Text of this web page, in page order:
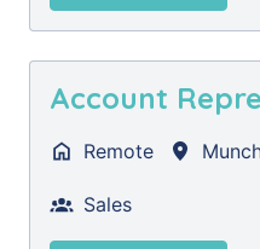
Account
Remote
Sales